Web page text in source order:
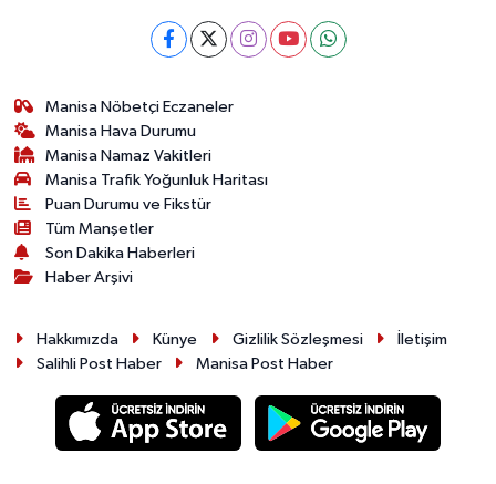
Manisa Nöbetçi Eczaneler
Manisa Hava Durumu
Manisa Namaz Vakitleri
Manisa Trafik Yoğunluk Haritası
Puan Durumu ve Fikstür
Tüm Manşetler
Son Dakika Haberleri
Haber Arşivi
Hakkımızda Künye Gizlilik Sözleşmesi
İletişim
Salihli Post Haber
Manisa Post Haber